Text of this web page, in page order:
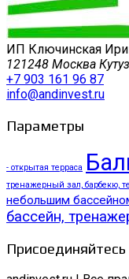
ИП Ключинская
121248 Москва
+7 903 161 96 87
info@andinvest.ru
Параметры
- открытая терраса
тренажерный зал, барбекю,
небольшим
бассейн,
Присоединяйтесь